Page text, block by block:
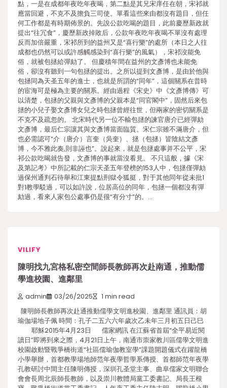
點，一是在成都年夜吃年夜喝，第二點是其兄宋庠任在朝，宋祁就
應當回避，不克不及擔負三司使。單看這些來由都沒有題目，但任
何工作都是有時期佈景的。先說公款吃喝的題目，此前慶歷新政就
提出“往冗食”，慶歷新政掉敗后，公款年夜吃年夜喝不單沒有處理
反而加倍嚴重，宋祁所到的益州又是“喜行樂”的處所（本日之人往
成都也仍然可以或許感觸感染到“喜行樂”的風氣），宋祁沒能免
俗，就被包拯給彈劾了。 但慶積年間在益州的文彥博也未能免
俗，卻沒有聽到一句包拯的提出。之所以提到文彥博，是由於他與
包拯同為天圣五年的進士，也就是所謂的“同年”，這個關系在昔時
的宦海可是極為主要的關系。經由過程《宋史》中《文彥博傳》可
以清楚，包拯的父親與文彥博的父親本是“同官閣中”，固然后來包
拯的小兒子娶文彥博女兒之時包拯曾經往世，但兩家的密切關系是
不克不及疏忽的。 北宋時代另一位不輸包拯的諫官唐介已經彈劾
文彥博，最后仁宗讓其與文彥博當面臨質。宋仁宗雖不滿唐介，但
也必需認可“介（唐介）言奎（吳奎）、拯（包拯）皆陰結文彥
博，今不雅此奏,則非誣也”。說起來，就是包拯處事并不公平，宋
祁公款吃喝就告發，文彥博的事就當沒看見。 不只這般，據《宋
及第記考》中所記載的仁宗天圣五年登榜的153人中，包拯僅彈劾
過保州通判石待舉和江東提點刑獄令狐挺，對于其他同年從未批1
對1教學駁過，可以如許說，位居高位的同年，包拯一個都沒有彈
劾過，看來人家包公處事仍是很“有分寸”的。…
VILIFY
陳明找九宮格私密空間師長教師再次赴南通，推動儒
學進校園、進鄰里
admin 03/26/2025 1 min read
陳明師長教師再次赴通推動儒學文明進校園、進鄰里 通訊員：胡
瑜伽場地子佩 時間：孔子二五六六年歲次乙未年三月初五日己巳
耶穌2015年4月23日 儒家網訊 在江蘇省首屆“全平易近閱
讀日”即將到來之際，4月21日上午，南通市崇家教川區儒學文明進
校園啟動暨戰爭橋街道“社區儒瑜伽教室學”課題開題儀式在躍龍橋
小學舉辦，首都教學場地師范年夜學哲學系傳授、首都師范年夜學
孔教研討中間主任陳明傳授，深圳孔圣堂主事、曲阜儒家文明聯合
會會長周北辰師長教師，以及崇川教體局黨工委書記、局長王根